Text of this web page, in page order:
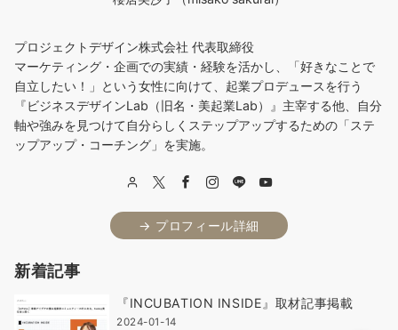
プロジェクトデザイン株式会社 代表取締役
マーケティング・企画での実績・経験を活かし、「好きなことで
自立したい！」という女性に向けて、起業プロデュースを行う
『ビジネスデザインLab（旧名・美起業Lab）』主宰する他、自分
軸や強みを見つけて自分らしくステップアップするための「ステ
ップアップ・コーチング」を実施。
→ プロフィール詳細
新着記事
『INCUBATION INSIDE』取材記事掲載
2024-01-14